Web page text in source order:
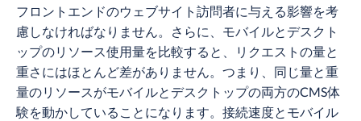
フロントエンドのウェブサイト訪問者に与える影響を考
慮しなければなりません。さらに、モバイルとデスクト
ップのリソース使用量を比較すると、リクエストの量と
重さにはほとんど差がありません。つまり、同じ量と重
量のリソースがモバイルとデスクトップの両方のCMS体
験を動かしていることになります。接続速度とモバイル